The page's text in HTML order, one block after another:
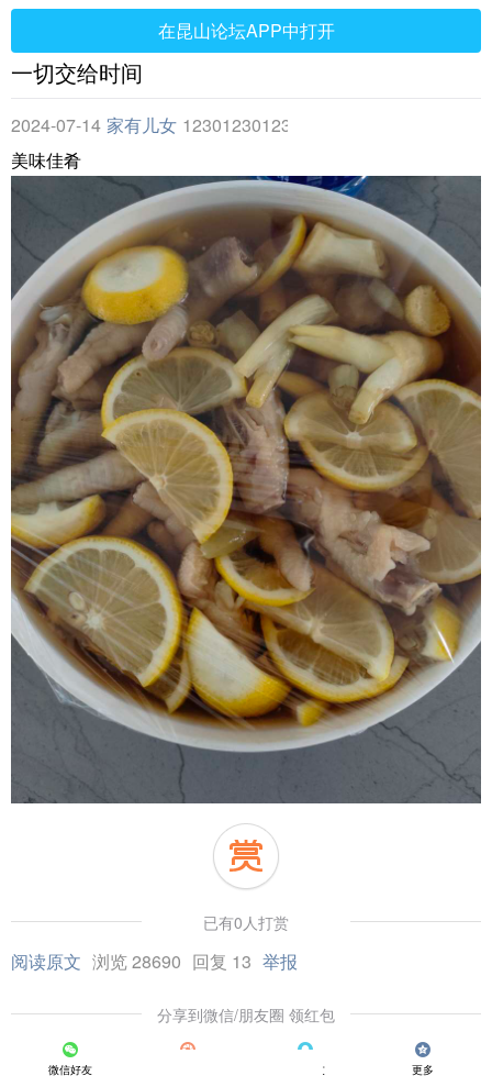
在昆山论坛APP中打开
一切交给时间
2024-07-14 家有儿女 123012301230
美味佳肴
已有0人打赏
阅读原文 浏览 28690 回复 13 举报
分享到微信/朋友圈 领红包
微信好友 QQ好友 更多